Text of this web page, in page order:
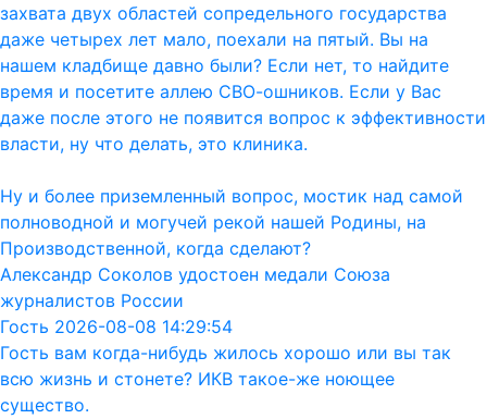
захвата двух областей сопредельного государства
даже четырех лет мало, поехали на пятый. Вы на
нашем кладбище давно были? Если нет, то найдите
время и посетите аллею СВО-ошников. Если у Вас
даже после этого не появится вопрос к эффективности
власти, ну что делать, это клиника.
Ну и более приземленный вопрос, мостик над самой
полноводной и могучей рекой нашей Родины, на
Производственной, когда сделают?
Александр Соколов удостоен медали Союза
журналистов России
Гость 2026-08-08 14:29:54
Гость вам когда-нибудь жилось хорошо или вы так
всю жизнь и стонете? ИКВ такое-же ноющее
существо.